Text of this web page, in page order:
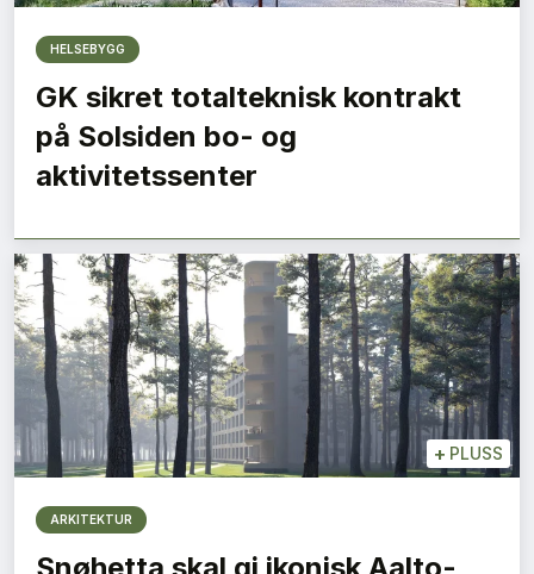
HELSEBYGG
GK sikret totalteknisk kontrakt
på Solsiden bo- og
aktivitetssenter
+ PLUSS
ARKITEKTUR